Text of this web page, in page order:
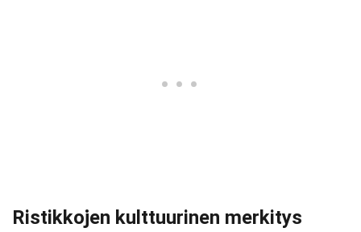
Ristikkojen kulttuurinen merkitys